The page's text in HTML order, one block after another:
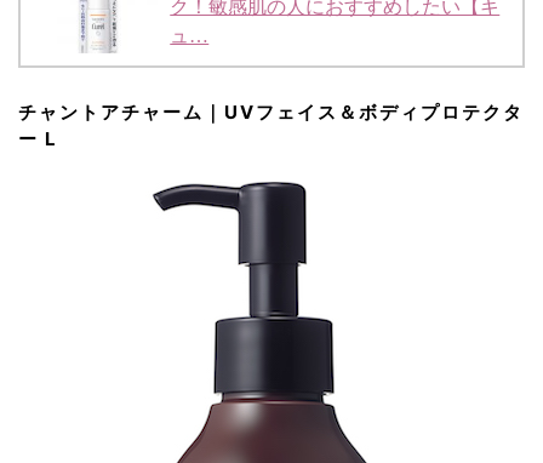
ク！敏感肌の人におすすめしたい【キ
ュ…
チャントアチャーム｜UVフェイス＆ボディプロテクタ
ー L